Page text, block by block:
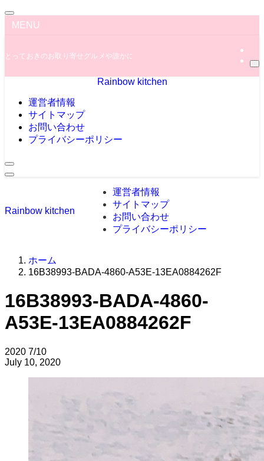
MENU
とっておきのお取り寄せグルメや誰かに教えたくなっちゃう秘密のグルメ情報
Rainbow kitchen
運営者情報
サイトマップ
お問い合わせ
プライバシーポリシー
Rainbow kitchen
運営者情報
サイトマップ
お問い合わせ
プライバシーポリシー
ホーム
16B38993-BADA-4860-A53E-13EA0884262F
16B38993-BADA-4860-
A53E-13EA0884262F
2020 7/10
July 10, 2020